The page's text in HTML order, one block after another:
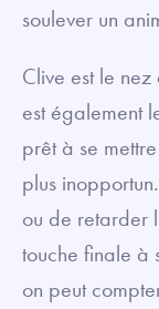
soulever un
Clive est le
est également
prêt à se
plus
ou de retarder
touche finale à
on peut